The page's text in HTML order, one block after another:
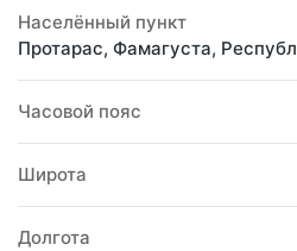
Населённый пункт
Протарас, Фамагуста,
Часовой пояс
Широта
Долгота